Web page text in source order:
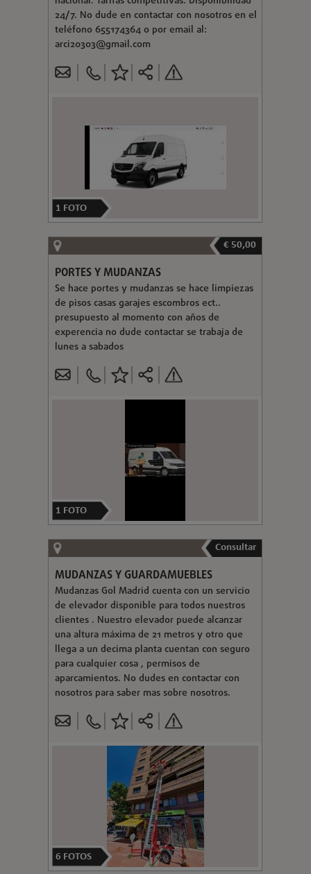
24/7. No dude en contactar con nosotros en el
teléfono 655174364 o por email al:
arci20303@gmail.com
1 FOTO
€ 50,00
PORTES Y MUDANZAS
Se hace portes y mudanzas se hace limpiezas
de pisos casas garajes escombros ect..
presupuesto al momento con años de
experencia no dude contactar se trabaja de
lunes a sabados
1 FOTO
Consultar
MUDANZAS Y GUARDAMUEBLES
Mudanzas Gol Madrid cuenta con un servicio
de elevador disponible para todos nuestros
clientes . Nuestro elevador puede alcanzar
una altura máxima de 21 metros y otro que
llega a un decima planta cuentan con seguro
para cualquier cosa , permisos de
aparcamientos. No dudes en contactar con
nosotros para saber mas sobre nosotros.
6 FOTOS